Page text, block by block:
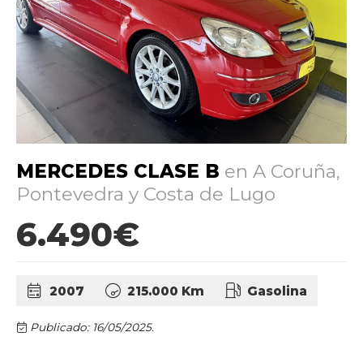
MERCEDES CLASE B en A Coruña,
Pontevedra y Costa de Lugo
6.490€
2007 215.000 Km Gasolina
Publicado: 16/05/2025.